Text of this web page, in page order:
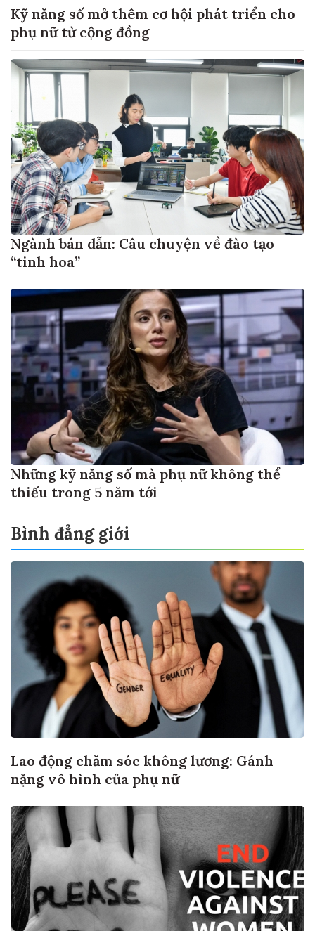
Kỹ năng số mở thêm cơ hội phát triển cho
phụ nữ từ cộng đồng
Ngành bán dẫn: Câu chuyện về đào tạo
“tinh hoa”
Những kỹ năng số mà phụ nữ không thể
thiếu trong 5 năm tới
Bình đẳng giới
Lao động chăm sóc không lương: Gánh
nặng vô hình của phụ nữ